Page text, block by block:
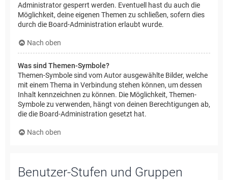
Administrator gesperrt werden. Eventuell hast du auch die
Möglichkeit, deine eigenen Themen zu schließen, sofern dies
durch die Board-Administration erlaubt wurde.
Nach oben
Was sind Themen-Symbole?
Themen-Symbole sind vom Autor ausgewählte Bilder, welche
mit einem Thema in Verbindung stehen können, um dessen
Inhalt kennzeichnen zu können. Die Möglichkeit, Themen-
Symbole zu verwenden, hängt von deinen Berechtigungen ab,
die die Board-Administration gesetzt hat.
Nach oben
Benutzer-Stufen und Gruppen